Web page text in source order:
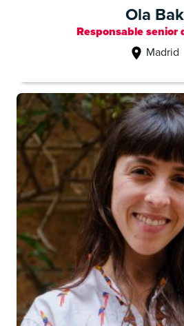
Ola Bak
Responsable senior
Madrid